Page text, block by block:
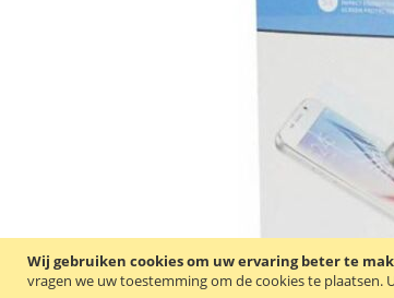
Wij gebruiken cookies om uw ervaring beter te
vragen we uw toestemming om de cookies te plaatsen.